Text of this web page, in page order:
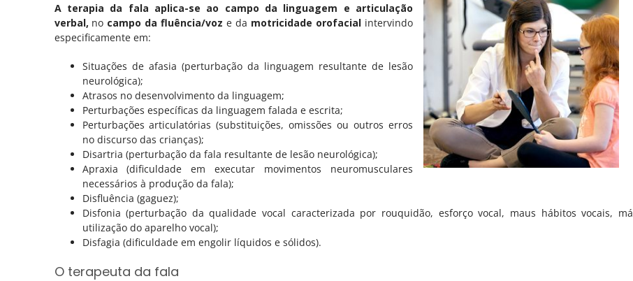
A terapia da fala aplica-se ao campo da linguagem e articulação
verbal, no campo da fluência/voze da motricidade orofacial intervindo
especificamente em:
Situações de afasia (perturbação da linguagem resultante de lesão
neurológica);
Atrasos no desenvolvimento da linguagem;
Perturbações específicas da linguagem falada e escrita;
Perturbações articulatórias (substituições, omissões ou outros erros
no discurso das crianças);
Disartria (perturbação da fala resultante de lesão neurológica);
Apraxia (dificuldade em executar movimentos neuromusculares
necessários à produção da fala);
Disfluência (gaguez);
Disfonia (perturbação da qualidade vocal caracterizada por rouquidão, esforço vocal, maus hábitos vocais, má
utilização do aparelho vocal);
Disfagia (dificuldade em engolir líquidos e sólidos).
O terapeuta da fala
CRIANÇAS E ADOLESCENTES
Comportamento e emoções
mental